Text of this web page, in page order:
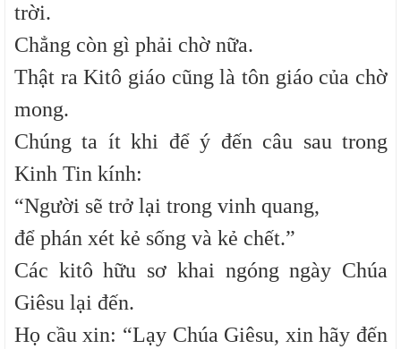
trời.
Chẳng còn gì phải chờ nữa.
Thật ra Kitô giáo cũng là tôn giáo của chờ
mong.
Chúng ta ít khi để ý đến câu sau trong
Kinh Tin kính:
“Người sẽ trở lại trong vinh quang,
để phán xét kẻ sống và kẻ chết.”
Các kitô hữu sơ khai ngóng ngày Chúa
Giêsu lại đến.
Họ cầu xin: “Lạy Chúa Giêsu, xin hãy đến